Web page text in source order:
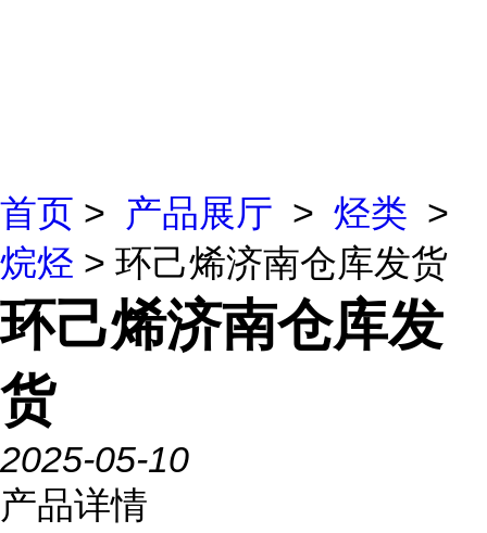
首页 > 产品展厅 > 烃类 >
烷烃 > 环己烯济南仓库发货
环己烯济南仓库发
货
2025-05-10
产品详情